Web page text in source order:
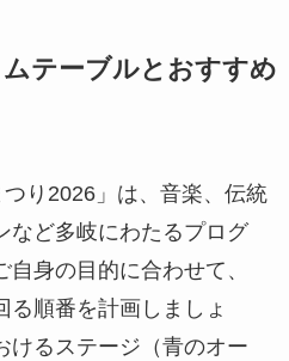
ムテーブルとおすすめ
つり2026」は、音楽、伝統
など多岐にわたるプログ
身の目的に合わせて、
順番を計画しましょ
けるステージ（青のオー